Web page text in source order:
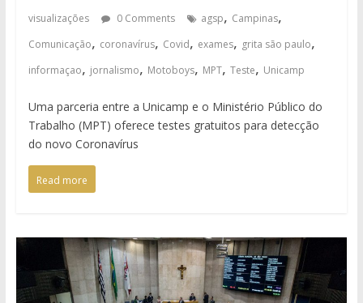
visualizações
0 Comments agsp, Campinas,
Comunicação, coronavírus, Covid, exames, grita são paulo,
informaçao, jornalismo, Motoboys, MPT, Teste, Unicamp
Uma parceria entre a Unicamp e o Ministério Público do
Trabalho (MPT) oferece testes gratuitos para detecção
do novo Coronavírus
Read more